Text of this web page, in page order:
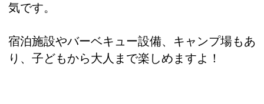
気です。
宿泊施設やバーベキュー設備、キャンプ場もあ
り、子どもから大人まで楽しめますよ！